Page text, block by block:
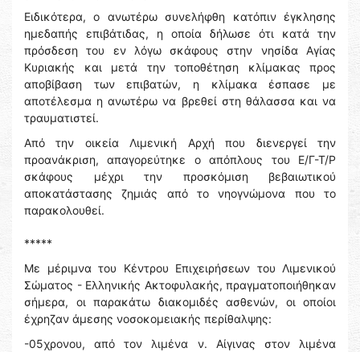
Ειδικότερα, ο ανωτέρω συνελήφθη κατόπιν έγκλησης
ημεδαπής επιβάτιδας, η οποία δήλωσε ότι κατά την
πρόσδεση του εν λόγω σκάφους στην νησίδα Αγίας
Κυριακής και μετά την τοποθέτηση κλίμακας προς
αποβίβαση των επιβατών, η κλίμακα έσπασε με
αποτέλεσμα η ανωτέρω να βρεθεί στη θάλασσα και να
τραυματιστεί.
Από την οικεία Λιμενική Αρχή που διενεργεί την
προανάκριση, απαγορεύτηκε ο απόπλους του Ε/Γ-Τ/Ρ
σκάφους μέχρι την προσκόμιση βεβαιωτικού
αποκατάστασης ζημιάς από το νηογνώμονα που το
παρακολουθεί.
*****
Με μέριμνα του Κέντρου Επιχειρήσεων του Λιμενικού
Σώματος - Ελληνικής Ακτοφυλακής, πραγματοποιήθηκαν
σήμερα, οι παρακάτω διακομιδές ασθενών, οι οποίοι
έχρηζαν άμεσης νοσοκομειακής περίθαλψης:
-05χρονου, από τον λιμένα ν. Αίγινας στον λιμένα